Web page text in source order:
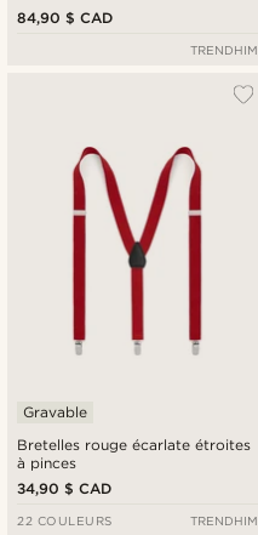
84,90 $ CAD
TRENDHIM
Bretelles rouge écarlate étroites
à pinces
Gravable
34,90 $ CAD
22 COULEURS TRENDHIM